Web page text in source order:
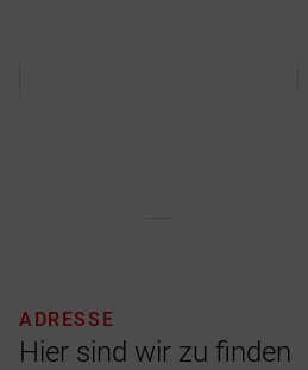
Hier sind wir zu finden
ADRESSE